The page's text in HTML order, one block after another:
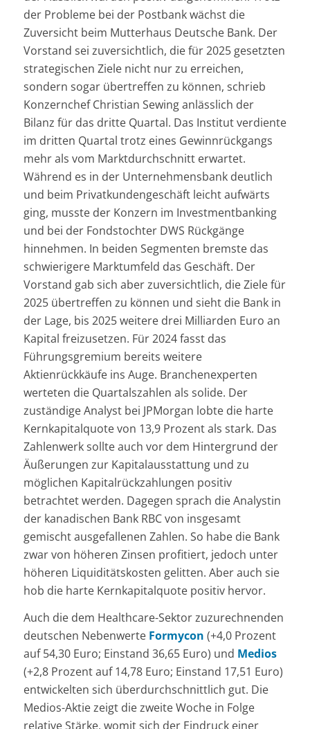
der Probleme bei der Postbank wächst die
Zuversicht beim Mutterhaus Deutsche Bank. Der
Vorstand sei zuversichtlich, die für 2025 gesetzten
strategischen Ziele nicht nur zu erreichen,
sondern sogar übertreffen zu können, schrieb
Konzernchef Christian Sewing anlässlich der
Bilanz für das dritte Quartal. Das Institut verdiente
im dritten Quartal trotz eines Gewinnrückgangs
mehr als vom Marktdurchschnitt erwartet.
Während es in der Unternehmensbank deutlich
und beim Privatkundengeschäft leicht aufwärts
ging, musste der Konzern im Investmentbanking
und bei der Fondstochter DWS Rückgänge
hinnehmen. In beiden Segmenten bremste das
schwierigere Marktumfeld das Geschäft. Der
Vorstand gab sich aber zuversichtlich, die Ziele für
2025 übertreffen zu können und sieht die Bank in
der Lage, bis 2025 weitere drei Milliarden Euro an
Kapital freizusetzen. Für 2024 fasst das
Führungsgremium bereits weitere
Aktienrückkäufe ins Auge. Branchenexperten
werteten die Quartalszahlen als solide. Der
zuständige Analyst bei JPMorgan lobte die harte
Kernkapitalquote von 13,9 Prozent als stark. Das
Zahlenwerk sollte auch vor dem Hintergrund der
Äußerungen zur Kapitalausstattung und zu
möglichen Kapitalrückzahlungen positiv
betrachtet werden. Dagegen sprach die Analystin
der kanadischen Bank RBC von insgesamt
gemischt ausgefallenen Zahlen. So habe die Bank
zwar von höheren Zinsen profitiert, jedoch unter
höheren Liquiditätskosten gelitten. Aber auch sie
hob die harte Kernkapitalquote positiv hervor.
Auch die dem Healthcare-Sektor zuzurechnenden
deutschen Nebenwerte Formycon (+4,0 Prozent
auf 54,30 Euro; Einstand 36,65 Euro) und Medios
(+2,8 Prozent auf 14,78 Euro; Einstand 17,51 Euro)
entwickelten sich überdurchschnittlich gut. Die
Medios-Aktie zeigt die zweite Woche in Folge
relative Stärke, womit sich der Eindruck einer